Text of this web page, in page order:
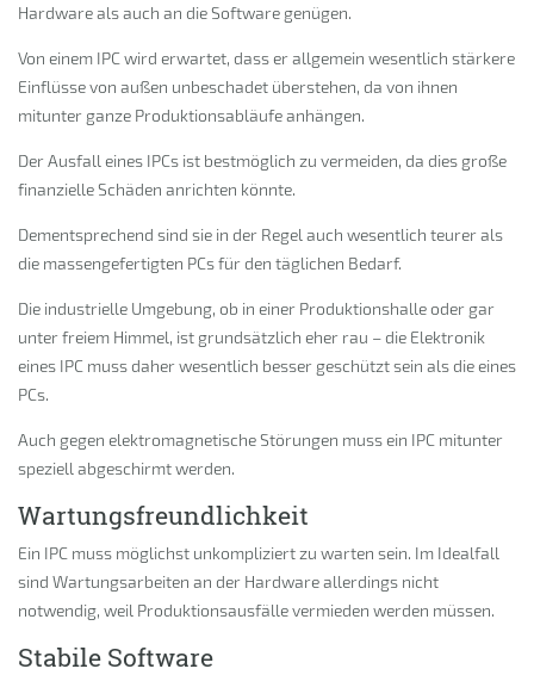
Hardware als auch an die Software genügen.
Von einem IPC wird erwartet, dass er allgemein wesentlich stärkere
Einflüsse von außen unbeschadet überstehen, da von ihnen
mitunter ganze Produktionsabläufe anhängen.
Der Ausfall eines IPCs ist bestmöglich zu vermeiden, da dies große
finanzielle Schäden anrichten könnte.
Dementsprechend sind sie in der Regel auch wesentlich teurer als
die massengefertigten PCs für den täglichen Bedarf.
Die industrielle Umgebung, ob in einer Produktionshalle oder gar
unter freiem Himmel, ist grundsätzlich eher rau – die Elektronik
eines IPC muss daher wesentlich besser geschützt sein als die eines
PCs.
Auch gegen elektromagnetische Störungen muss ein IPC mitunter
speziell abgeschirmt werden.
Wartungsfreundlichkeit
Ein IPC muss möglichst unkompliziert zu warten sein. Im Idealfall
sind Wartungsarbeiten an der Hardware allerdings nicht
notwendig, weil Produktionsausfälle vermieden werden müssen.
Stabile Software